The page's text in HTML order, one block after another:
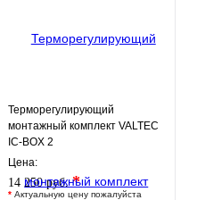
Терморегулирующий
монтажный комплект VALTEC
IC-BOX 2
Цена:
14 250 руб.*
* Актуальную цену пожалуйста